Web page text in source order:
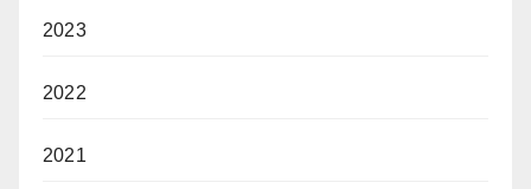
2023
2022
2021